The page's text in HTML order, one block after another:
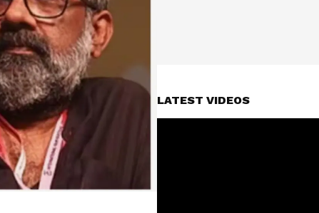
LATEST VIDEOS